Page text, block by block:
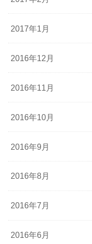
2017年1月
2016年12月
2016年11月
2016年10月
2016年9月
2016年8月
2016年7月
2016年6月